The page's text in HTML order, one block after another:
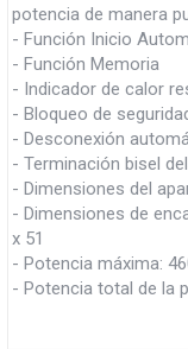
potencia de manera
- Función Inicio
- Función Memoria
- Indicador de calor
- Bloqueo de
- Desconexión
- Terminación bisel
- Dimensiones del
- Dimensiones de
x 51
- Potencia máxima:
- Potencia total de la